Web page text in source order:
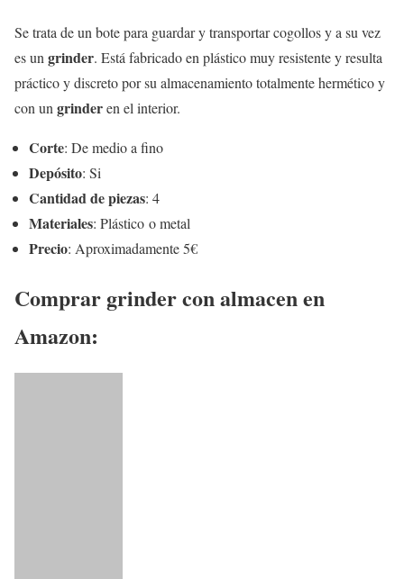
Se trata de un bote para guardar y transportar cogollos y a su vez
es ungrinder. Está fabricado en plástico muy resistente y resulta
práctico y discreto por su almacenamiento totalmente hermético y
con ungrinderen el interior.
Corte: De medio a fino
Depósito: Si
Cantidad de piezas: 4
Materiales: Plástico o metal
Precio: Aproximadamente 5€
Comprar grinder con almacen en
Amazon: